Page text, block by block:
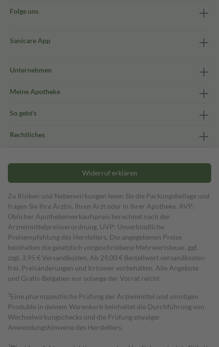
Folge uns
Sanicare App
Unternehmen
Meine Apotheke
So geht's
Rechtliches
Widerruf erklären
Zu Risiken und Nebenwirkungen lesen Sie die Packungsbeilage und
fragen Sie Ihre Ärztin, Ihren Arzt oder in Ihrer Apotheke. AVP:
Üblicher Apothekenverkaufspreis berechnet nach der
Arzneimittelpreisverordnung. UVP: Unverbindliche
Preisempfehlung des Herstellers. Die angegebenen Preise
beinhalten die gesetzlich vorgeschriebene Mehrwertsteuer, ggf.
zzgl. 3,95 € Versandkosten. Ab 29,00 € Bestell­wert versand­kosten­
frei. Preisänderungen und Irrtümer vorbehalten. Alle Angebote
und Gratis-Beigaben nur solange der Vorrat reicht.
1 Eine pharmazeutische Prüfung der Arzneimittel und sonstigen
Produkte in deinem Warenkorb beinhaltet die Durchführung von
Wechselwirkungschecks und die Prüfung etwaiger
Anwendungshinweise des Herstellers.